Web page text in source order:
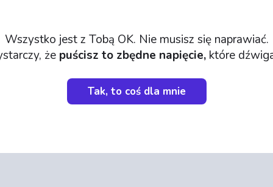
Wszystko jest z Tobą OK. Nie musisz się naprawiać.
że puścisz to zbędne napięcie, które
Tak, to coś dla mnie